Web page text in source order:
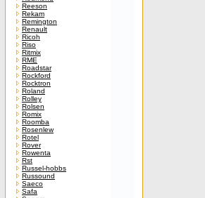
Reeson
Rekam
Remington
Renault
Ricoh
Riso
Ritmix
RME
Roadstar
Rockford
Rocktron
Roland
Rolley
Rolsen
Romix
Roomba
Rosenlew
Rotel
Rover
Rowenta
Rst
Russel-hobbs
Russound
Saeco
Safa